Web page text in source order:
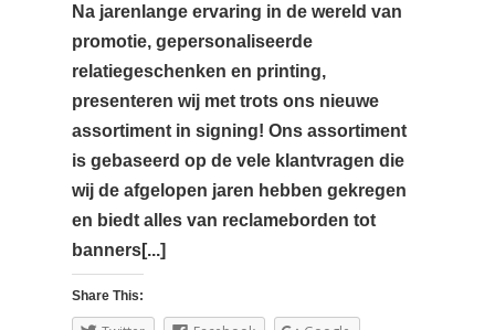
Na jarenlange ervaring in de wereld van
promotie, gepersonaliseerde
relatiegeschenken en printing,
presenteren wij met trots ons nieuwe
assortiment in signing! Ons assortiment
is gebaseerd op de vele klantvragen die
wij de afgelopen jaren hebben gekregen
en biedt alles van reclameborden tot
banners[...]
Share This: